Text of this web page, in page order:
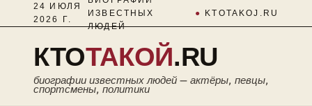
24 ИЮЛЯ
2026 Г.
ИЗВЕСТНЫХ
ЛЮДЕЙ
● KTOTAKOJ.RU
КТОТАКОЙ.RU
биографии известных людей — актёры, певцы,
спортсмены, политики